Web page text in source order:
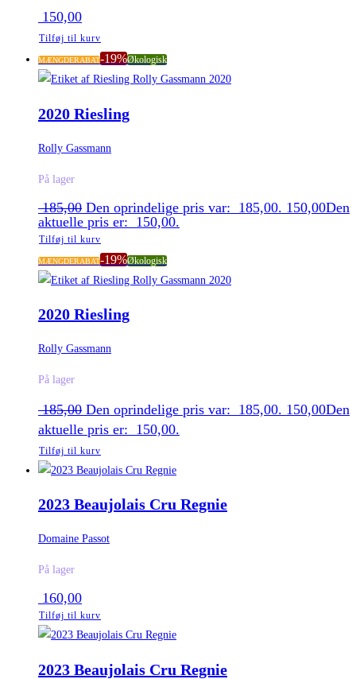
150,00
Tilføj til kurv
MÆNGDERABAT-19%Økologisk
2020 Riesling
Rolly Gassmann
På lager
185,00 Den oprindelige pris var: 185,00. 150,00Den
aktuelle pris er: 150,00.
Tilføj til kurv
MÆNGDERABAT-19%Økologisk
2020 Riesling
Rolly Gassmann
På lager
185,00 Den oprindelige pris var: 185,00. 150,00Den
aktuelle pris er: 150,00.
Tilføj til kurv
2023 Beaujolais Cru Regnie
Domaine Passot
På lager
160,00
Tilføj til kurv
2023 Beaujolais Cru Regnie